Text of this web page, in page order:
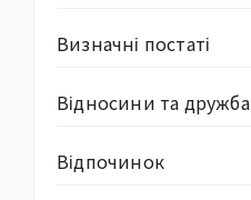
Визначні постаті
Відносини та дружба
Відпочинок